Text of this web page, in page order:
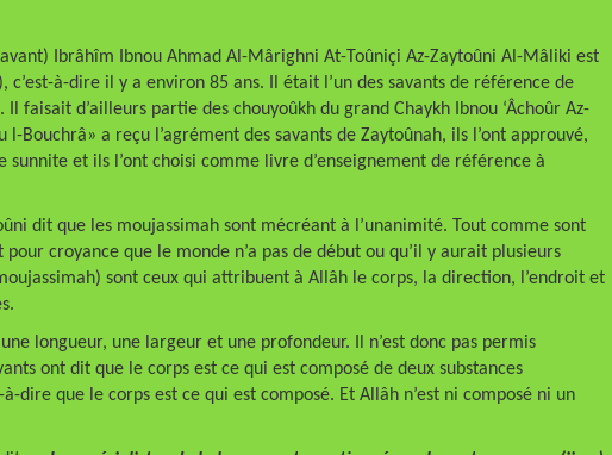
Ibrâhîm Ibnou Ahmad Al-Mârighni At-Toûniçi Az-Zaytoûni Al-Mâliki est
Il faisait d’ailleurs partie des chouyoûkh du grand Chaykh Ibnou ‘Âchoûr Az-
Bouchrâ» a reçu l’agrément des savants de Zaytoûnah, ils l’ont approuvé,
sunnite et ils l’ont choisi comme livre d’enseignement de référence à
dit que les moujassimah sont mécréant à l’unanimité. Tout comme sont
croyance que le monde n’a pas de début ou qu’il y aurait plusieurs
sont ceux qui attribuent à Allâh le corps, la direction, l’endroit et
une longueur, une largeur et une profondeur. Il n’est donc pas permis
ont dit que le corps est ce qui est composé de deux substances
dire que le corps est ce qui est composé. Et Allâh n’est ni composé ni un